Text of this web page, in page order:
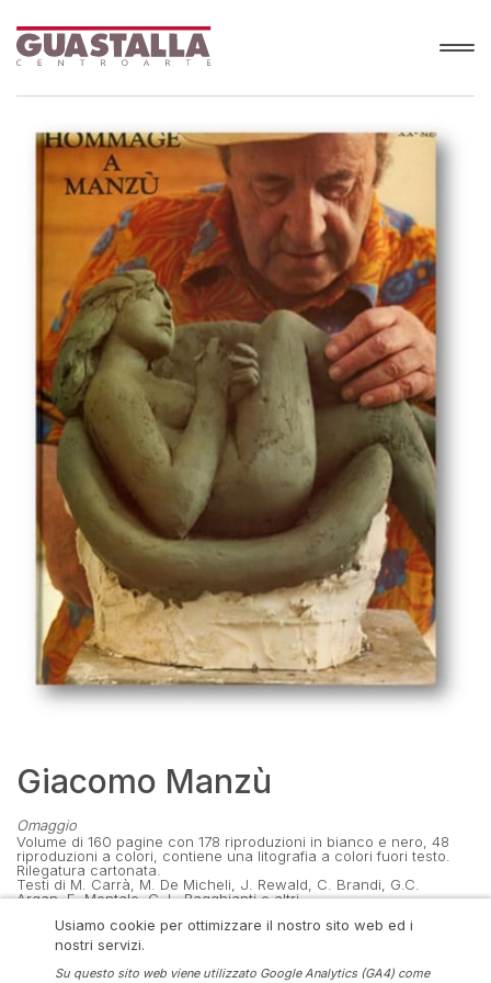
Giacomo Manzù
Omaggio
Volume di 160 pagine con 178 riproduzioni in bianco e nero, 48
riproduzioni a colori, contiene una litografia a colori fuori testo.
Rilegatura cartonata.
Testi di M. Carrà, M. De Micheli, J. Rewald, C. Brandi, G.C.
Argan, E. Montale, C. L. Ragghianti e altri.
32 × 25 cm / 12,48 × 9,75 in
Edizioni Graphis Arte, Livorno.
Usiamo cookie per ottimizzare il nostro sito web ed i
nostri servizi.
Su questo sito web viene utilizzato Google Analytics (GA4) come